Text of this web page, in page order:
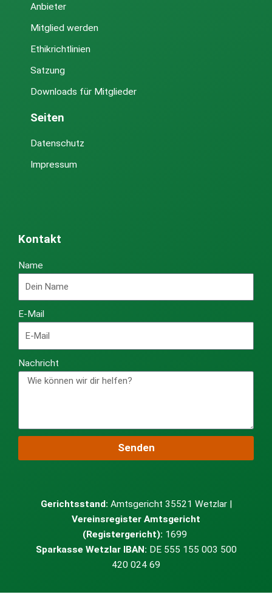
Anbieter
Mitglied werden
Ethikrichtlinien
Satzung
Downloads für Mitglieder
Seiten
Datenschutz
Impressum
Kontakt
Name
E-Mail
Nachricht
Senden
Gerichtsstand: Amtsgericht 35521 Wetzlar |
Vereinsregister Amtsgericht
(Registergericht): 1699
Sparkasse Wetzlar IBAN: DE 555 155 003 500
420 024 69